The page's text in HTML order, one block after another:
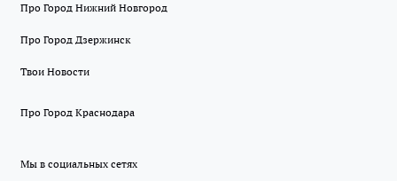
Про Город Нижний Новгород
Про Город Дзержинск
Твои Новости
Про Город Краснодара
Мы в социальных сетях